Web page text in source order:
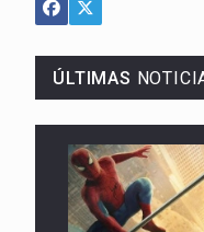
ÚLTIMAS